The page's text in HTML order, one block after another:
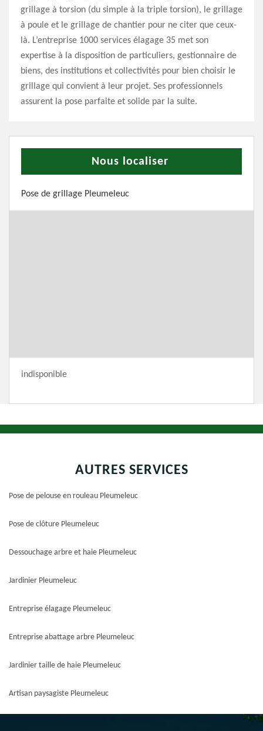
grillage à torsion (du simple à la triple torsion), le grillage
à poule et le grillage de chantier pour ne citer que ceux-
là. L’entreprise 1000 services élagage 35 met son
expertise à la disposition de particuliers, gestionnaire de
biens, des institutions et collectivités pour bien choisir le
grillage qui convient à leur projet. Ses professionnels
assurent la pose parfaite et solide par la suite.
Nous localiser
Pose de grillage Pleumeleuc
indisponible
AUTRES SERVICES
Pose de pelouse en rouleau Pleumeleuc
Pose de clôture Pleumeleuc
Dessouchage arbre et haie Pleumeleuc
Jardinier Pleumeleuc
Entreprise élagage Pleumeleuc
Entreprise abattage arbre Pleumeleuc
Jardinier taille de haie Pleumeleuc
Artisan paysagiste Pleumeleuc